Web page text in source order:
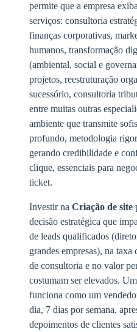
permite que a empresa
serviços: consultoria
finanças corporativas,
humanos, transformação
(ambiental, social e
projetos, reestruturação
sucessório, consultoria
entre muitas outras
ambiente que transmite
profundo, metodologia
gerando credibilidade e
clique, essenciais para
ticket.
Investir na Criação de site
decisão estratégica que
de leads qualificados
grandes empresas), na
de consultoria e no valor
costumam ser elevados.
funciona como um
dia, 7 dias por semana,
depoimentos de clientes